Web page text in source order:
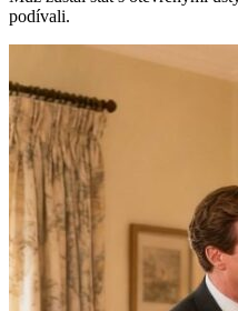
podívali.